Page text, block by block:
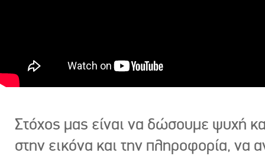
Στόχος μας είναι να δώσουμε ψυχή
στην εικόνα και την πληροφορία, να